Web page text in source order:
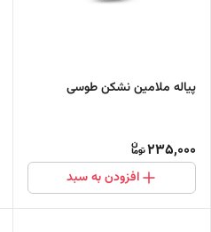
پیاله ملامین نشکن طوسی
235,000
افزودن به سبد